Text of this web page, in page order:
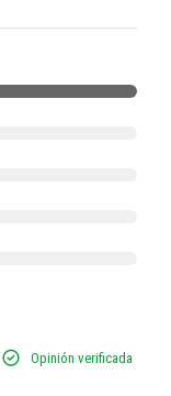
Opinión verificada